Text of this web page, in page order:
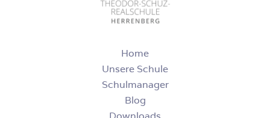
Home
Unsere Schule
Schulmanager
Blog